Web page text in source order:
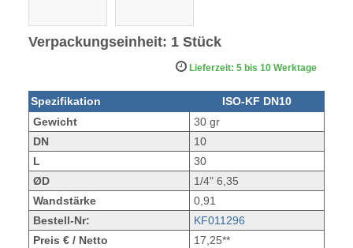
Verpackungseinheit: 1 Stück
Lieferzeit: 5 bis 10 Werktage
Spezifikation
ISO-KF DN10
Gewicht
30 gr
DN
10
L
30
ØD
1/4" 6,35
Wandstärke
0,91
Bestell-Nr:
KF011296
Preis € / Netto
17,25**